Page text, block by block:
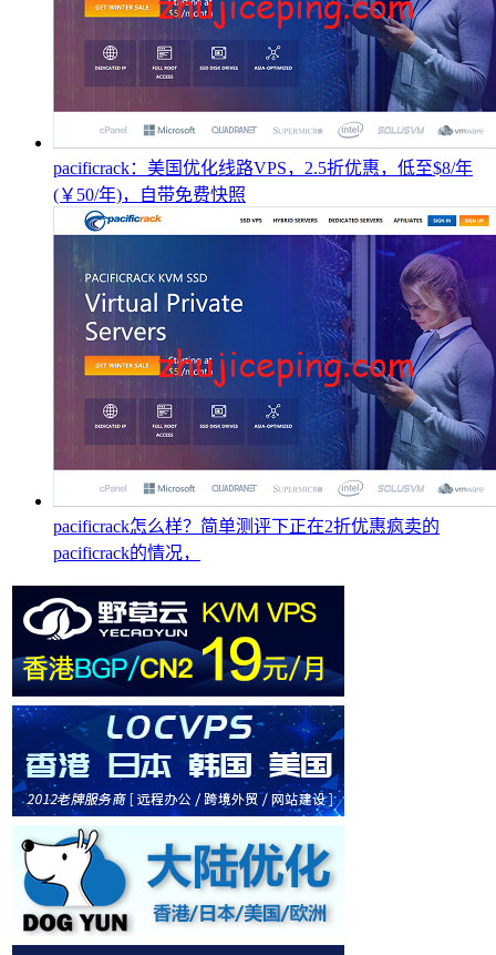
pacificrack：美国优化线路VPS，2.5折优惠，低至$8/年
(￥50/年)，自带免费快照
pacificrack怎么样？简单测评下正在2折优惠疯卖的
pacificrack的情况，